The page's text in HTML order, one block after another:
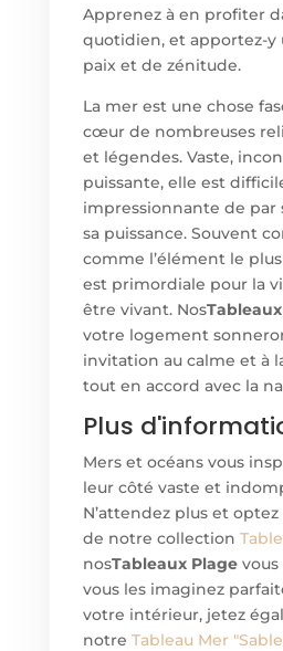
Apprenez à en profiter
quotidien, et apportez-y
paix et de zénitude.
La mer est une chose
cœur de nombreuses
et légendes. Vaste,
puissante, elle est
impressionnante de par
sa puissance. Souvent
comme l’élément le plus
est primordiale pour la
être vivant. Nos
votre logement
invitation au calme et à
tout en accord avec la
Plus
Mers et océans vous
leur côté vaste et
N’attendez plus et
de notre collection
nosTableaux Plagevous
vous les imaginez
votre intérieur, jetez
notre Tableau Mer